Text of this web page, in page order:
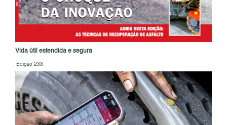
Vida útil estendida e segura
Edição 233